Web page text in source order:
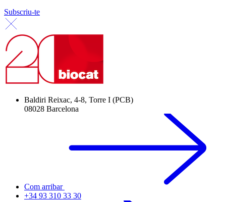
Subscriu-te
Baldiri Reixac, 4-8, Torre I (PCB)
08028 Barcelona
Com arribar
+34 93 310 33 30